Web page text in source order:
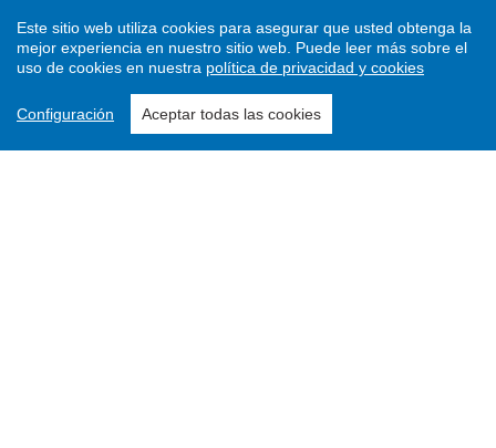
Este sitio web utiliza cookies para asegurar que usted obtenga la
mejor experiencia en nuestro sitio web. Puede leer más sobre el
uso de cookies en nuestra política de privacidad y cookies
Configuración Aceptar todas las cookies